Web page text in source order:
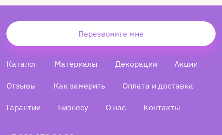
Перезвоните мне
Каталог Материалы Декорации Акции
Отзывы Как замерить Оплата и доставка
Гарантии Бизнесу О нас Контакты